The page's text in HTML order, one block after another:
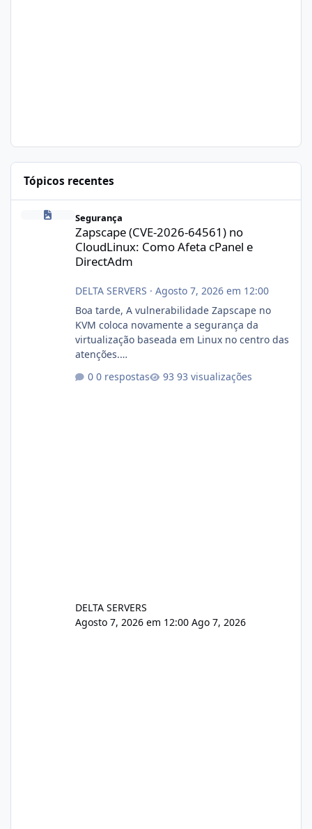
Tópicos recentes
Zapscape (CVE-2026-64561) no CloudLinux: Como Afeta cPanel
Segurança
Zapscape (CVE-2026-64561) no
CloudLinux: Como Afeta cPanel e
DirectAdm
DELTA SERVERS · Agosto 7, 2026 em 12:00
Boa tarde, A vulnerabilidade Zapscape no
KVM coloca novamente a segurança da
virtualização baseada em Linux no centro das
atenções.
xjx23zz5f Criamos uma breve explicação:
0 respostas 93 visualizações
DELTA SERVERS
Agosto 7, 2026 em 12:00 Ago 7, 2026